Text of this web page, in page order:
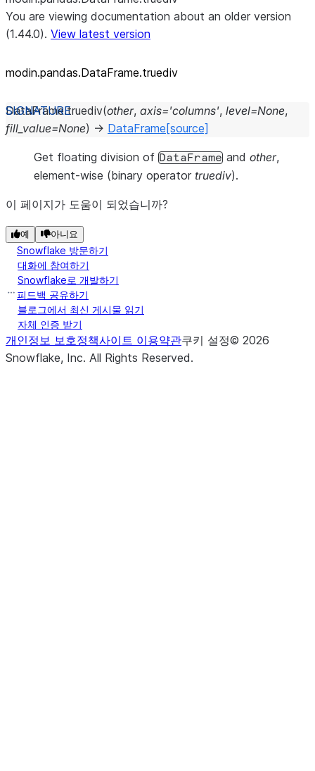
You are viewing documentation about an older version
(1.44.0). View latest version
modin.pandas.DataFrame.truediv
DataFrame.truediv(other, axis='columns', level=None,
fill_value=None) → DataFrame [source]
Get floating division of DataFrame and other,
element-wise (binary operator truediv).
이 페이지가 도움이 되었습니까?
예 아니요
Snowflake 방문하기
대화에 참여하기
Snowflake로 개발하기
피드백 공유하기
블로그에서 최신 게시물 읽기
자체 인증 받기
개인정보 보호정책사이트 이용약관쿠키 설정© 2026
Snowflake, Inc. All Rights Reserved.